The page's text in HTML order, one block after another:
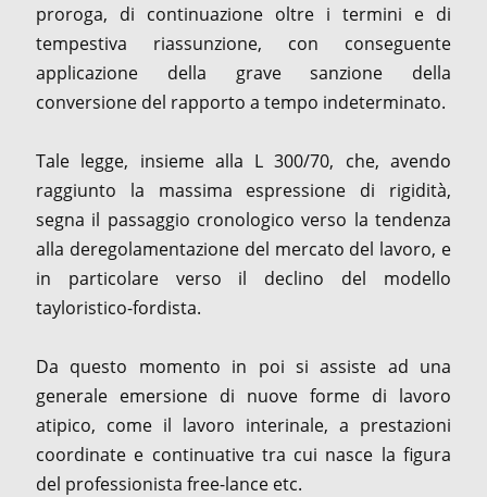
proroga, di continuazione oltre i termini e di
tempestiva riassunzione, con conseguente
applicazione della grave sanzione della
conversione del rapporto a tempo indeterminato.
Tale legge, insieme alla L 300/70, che, avendo
raggiunto la massima espressione di rigidità,
segna il passaggio cronologico verso la tendenza
alla deregolamentazione del mercato del lavoro, e
in particolare verso il declino del modello
tayloristico-fordista.
Da questo momento in poi si assiste ad una
generale emersione di nuove forme di lavoro
atipico, come il lavoro interinale, a prestazioni
coordinate e continuative tra cui nasce la figura
del professionista free-lance etc.